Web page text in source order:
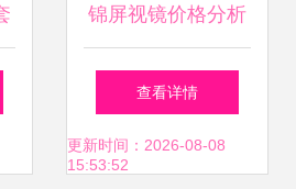
锦屏视镜价格分析
与玻璃仪器销售市
场概览
查看详情
更新时间：2026-08-08
15:53:52